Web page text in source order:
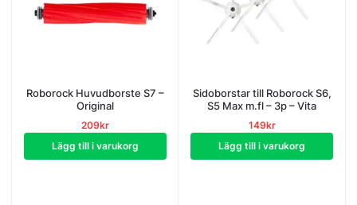
Roborock Huvudborste S7 –
Original
209kr
Lägg till i varukorg
Sidoborstar till Roborock S6,
S5 Max m.fl – 3p – Vita
149kr
Lägg till i varukorg